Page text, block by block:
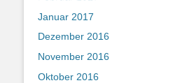
Januar 2017
Dezember 2016
November 2016
Oktober 2016